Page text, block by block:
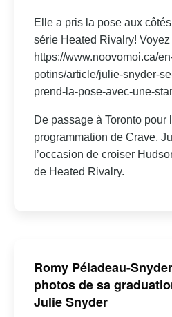
Elle a pris la pose aux
série Heated Rivalry! Voyez
https://www.noovomoi.ca/
potins/article/julie-snyder-
prend-la-pose-avec-une-
De passage à Toronto pour
programmation de Crave,
l’occasion de croiser
de Heated Rivalry.
Romy Péladeau-
photos de sa
Julie Snyder